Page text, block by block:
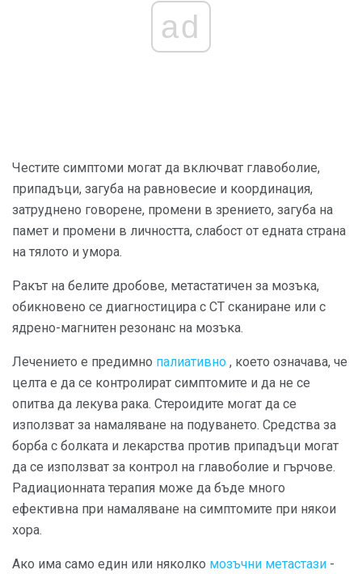
ad
Честите симптоми могат да включват главоболие,
припадъци, загуба на равновесие и координация,
затруднено говорене, промени в зрението, загуба на
памет и промени в личността, слабост от едната страна
на тялото и умора.
Ракът на белите дробове, метастатичен за мозъка,
обикновено се диагностицира с CT сканиране или с
ядрено-магнитен резонанс на мозъка.
Лечението е предимно палиативно , което означава, че
целта е да се контролират симптомите и да не се
опитва да лекува рака. Стероидите могат да се
използват за намаляване на подуването. Средства за
борба с болката и лекарства против припадъци могат
да се използват за контрол на главоболие и гърчове.
Радиационната терапия може да бъде много
ефективна при намаляване на симптомите при някои
хора.
Ако има само един или няколко мозъчни метастази -